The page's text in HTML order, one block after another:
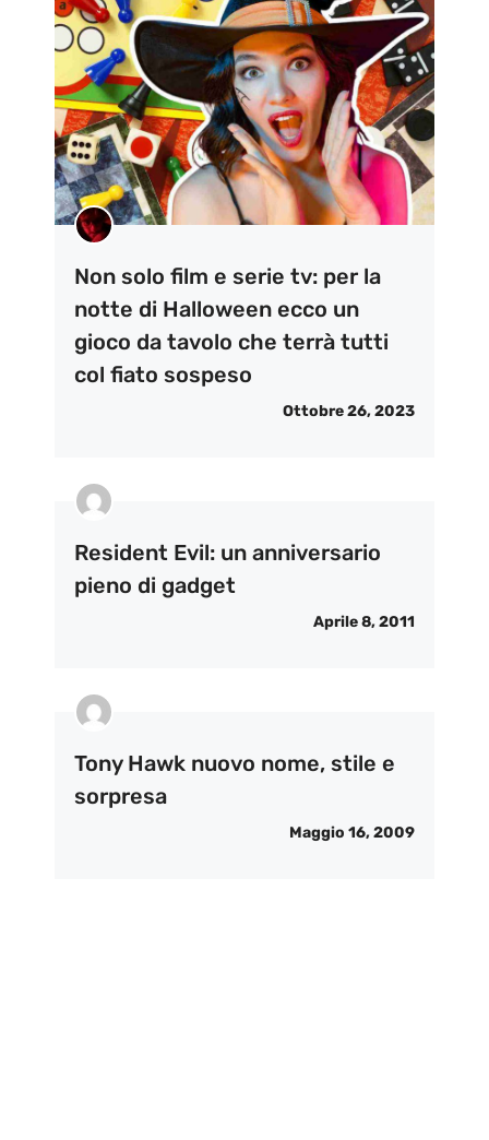
Non solo film e serie tv: per la
notte di Halloween ecco un
gioco da tavolo che terrà tutti
col fiato sospeso
Ottobre 26, 2023
Resident Evil: un anniversario
pieno di gadget
Aprile 8, 2011
Tony Hawk nuovo nome, stile e
sorpresa
Maggio 16, 2009